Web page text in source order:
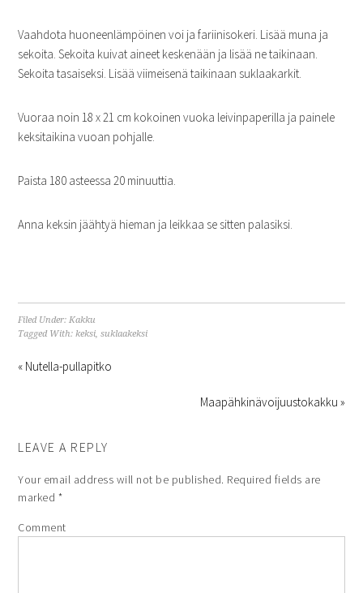
Vaahdota huoneenlämpöinen voi ja fariinisokeri. Lisää muna ja
sekoita. Sekoita kuivat aineet keskenään ja lisää ne taikinaan.
Sekoita tasaiseksi. Lisää viimeisenä taikinaan suklaakarkit.
Vuoraa noin 18 x 21 cm kokoinen vuoka leivinpaperilla ja painele
keksitaikina vuoan pohjalle.
Paista 180 asteessa 20 minuuttia.
Anna keksin jäähtyä hieman ja leikkaa se sitten palasiksi.
Filed Under:Kakku
Tagged With:keksi,suklaakeksi
« Nutella-pullapitko
Maapähkinävoijuustokakku »
LEAVE A REPLY
Your email address will not be published. Required fields are
marked *
Comment